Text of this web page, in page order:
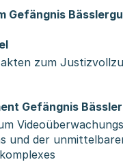
Gefängnis
(Startet einen
zum
Gefängnis
und der